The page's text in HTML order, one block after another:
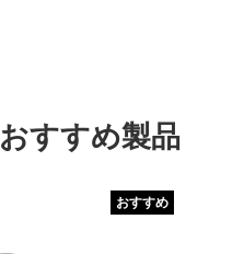
おすすめ製品
おすすめ